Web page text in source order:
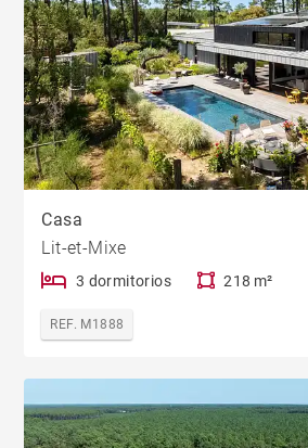
Casa
Lit-et-Mixe
3 dormitorios 218 m²
REF. M1888